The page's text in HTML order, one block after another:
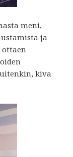
meni,
ja
kiva